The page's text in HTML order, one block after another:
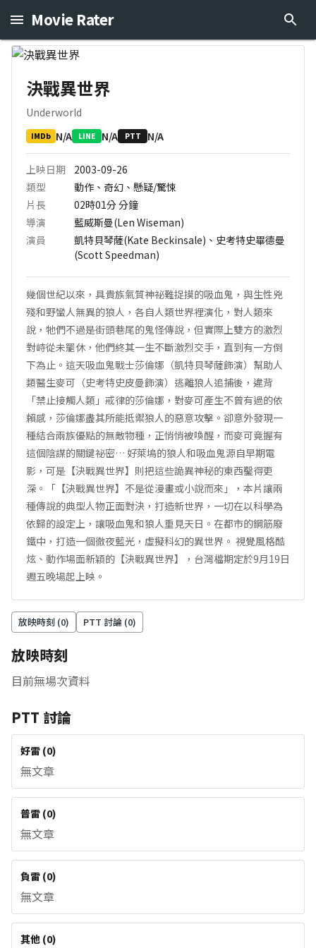
Movie Rater
決戰異世界
Underworld
IMDb N/A LINE N/A PTT N/A
上映日期
2003-09-26
類型
動作、奇幻、懸疑/驚悚
片長
02時01分分鐘
導演
藍威斯曼(Len Wiseman)
演員
凱特貝琴薩(Kate Beckinsale)、史考特史畢德曼
(Scott Speedman)
幾個世紀以來，具貴族氣質神祕難捉摸的吸血鬼，與生性兇
殘和野蠻人無異的狼人，各自人類世界裡演化，對人類來
說，牠們不過是街頭巷尾的鬼怪傳說，但實際上雙方的激烈
對峙從未罷休，他們終其一生不斷激烈交手，直到有一方倒
下為止。這天吸血鬼戰士莎倫娜（凱特貝琴薩飾演）幫助人
類醫生麥可（史考特史皮曼飾演）逃離狼人追捕後，違背
「禁止接觸人類」戒律的莎倫娜，對麥可產生不曾有過的依
賴感，莎倫娜盡其所能抵禦狼人的惡意攻擊。卻意外發現一
種結合兩族優點的無敵物種，正悄悄被喚醒，而麥可竟握有
這個陰謀的關鍵祕密… 好萊塢的狼人和吸血鬼源自早期電
影，可是【決戰異世界】則把這些詭異神秘的東西鑿得更
深。「【決戰異世界】不是從漫畫或小說而來」，本片讓兩
種傳說的典型人物正面對決，打造新世界，一切在以科學為
依歸的設定上，讓吸血鬼和狼人重見天日。在都市的鋼筋廢
鐵中，打造一個徹夜藍光，虛擬科幻的異世界。 視覺風格酷
炫、動作場面新穎的【決戰異世界】，台灣檔期定於9月19日
週五晚場起上映。
放映時刻 (0) PTT 討論 (0)
放映時刻
目前無場次資料
PTT 討論
好雷 (0)
無文章
普雷 (0)
無文章
負雷 (0)
無文章
其他 (0)